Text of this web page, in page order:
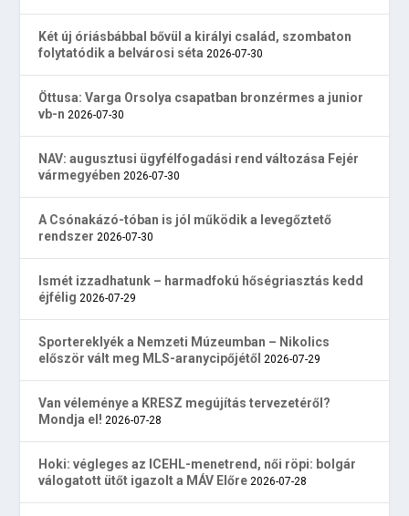
Két új óriásbábbal bővül a királyi család, szombaton
folytatódik a belvárosi séta 2026-07-30
Öttusa: Varga Orsolya csapatban bronzérmes a junior
vb-n 2026-07-30
NAV: augusztusi ügyfélfogadási rend változása Fejér
vármegyében 2026-07-30
A Csónakázó-tóban is jól működik a levegőztető
rendszer 2026-07-30
Ismét izzadhatunk – harmadfokú hőségriasztás kedd
éjfélig 2026-07-29
Sportereklyék a Nemzeti Múzeumban – Nikolics
először vált meg MLS-aranycipőjétől 2026-07-29
Van véleménye a KRESZ megújítás tervezetéről?
Mondja el! 2026-07-28
Hoki: végleges az ICEHL-menetrend, női röpi: bolgár
válogatott ütőt igazolt a MÁV Előre 2026-07-28